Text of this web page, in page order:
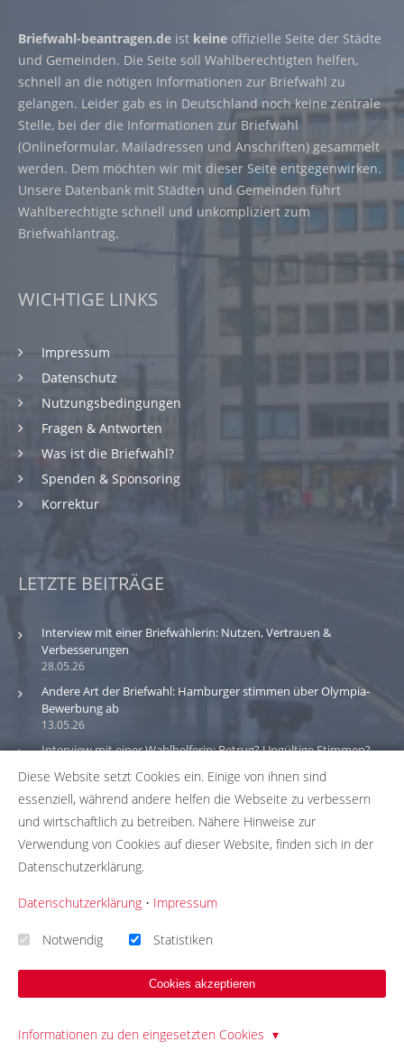
Briefwahl-beantragen.de ist keine offizielle Seite der Städte
und Gemeinden. Die Seite soll Wahlberechtigten helfen,
schnell an die nötigen Informationen zur Briefwahl zu
gelangen. Leider gab es in Deutschland noch keine zentrale
Stelle, bei der die Informationen zur Briefwahl
(Onlineformular, Mailadressen und Anschriften) gesammelt
werden. Dem möchten wir mit dieser Seite entgegenwirken.
Unsere Datenbank mit Städten und Gemeinden führt
Wahlberechtigte schnell und unkompliziert zum
Briefwahlantrag.
WICHTIGE LINKS
Impressum
Datenschutz
Nutzungsbedingungen
Fragen & Antworten
Was ist die Briefwahl?
Spenden & Sponsoring
Korrektur
LETZTE BEITRÄGE
28.05.26
Interview mit einer Briefwählerin: Nutzen, Vertrauen &
Verbesserungen
13.05.26
Andere Art der Briefwahl: Hamburger stimmen über Olympia-
Bewerbung ab
30.03.26
Interview mit einer Wahlhelferin: Betrug? Ungültige Stimmen?
Bitte beachte: Wir versuchen alle Daten und Informationen
zu den Wahlbüros in unserer Datenbank so aktuell wie
möglich zu halten. Solltest du einen Fehler in unserer
Datenbank gefunden haben, hilf uns bei der
Fehlerbehebung indem du uns die passenden Daten über
unser
Korrekturformular zusendest. Wir übernehmen
keinerlei Gewähr für die Aktualität, Korrektheit und
Vollständigkeit unserer Datenbankeinträge.
Diese Website setzt Cookies ein. Einige von ihnen sind
essenziell, während andere helfen die Webseite zu verbessern
und wirtschaftlich zu betreiben. Nähere Hinweise zur
Verwendung von Cookies auf dieser Website, finden sich in der
Datenschutzerklärung.
Datenschutzerklärung • Impressum
Notwendig Statistiken
Cookies akzeptieren
Informationen zu den eingesetzten Cookies